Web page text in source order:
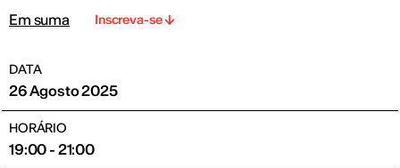
Em suma Inscreva-se
DATA
26 Agosto 2025
HORÁRIO
19:00 - 21:00